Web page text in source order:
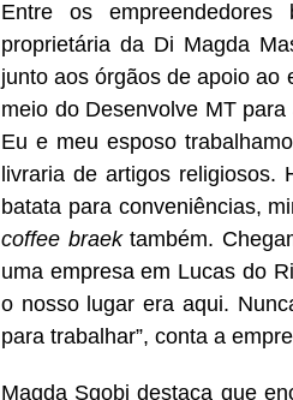
Entre os
proprietária da Di Magda
junto aos órgãos de apoio ao
meio do Desenvolve MT
Eu e meu esposo
livraria de artigos religiosos.
batata para conveniências,
coffee braektambém.
uma empresa em Lucas do
o nosso lugar era aqui.
para trabalhar”, conta a
Magda Sgobi destaca que